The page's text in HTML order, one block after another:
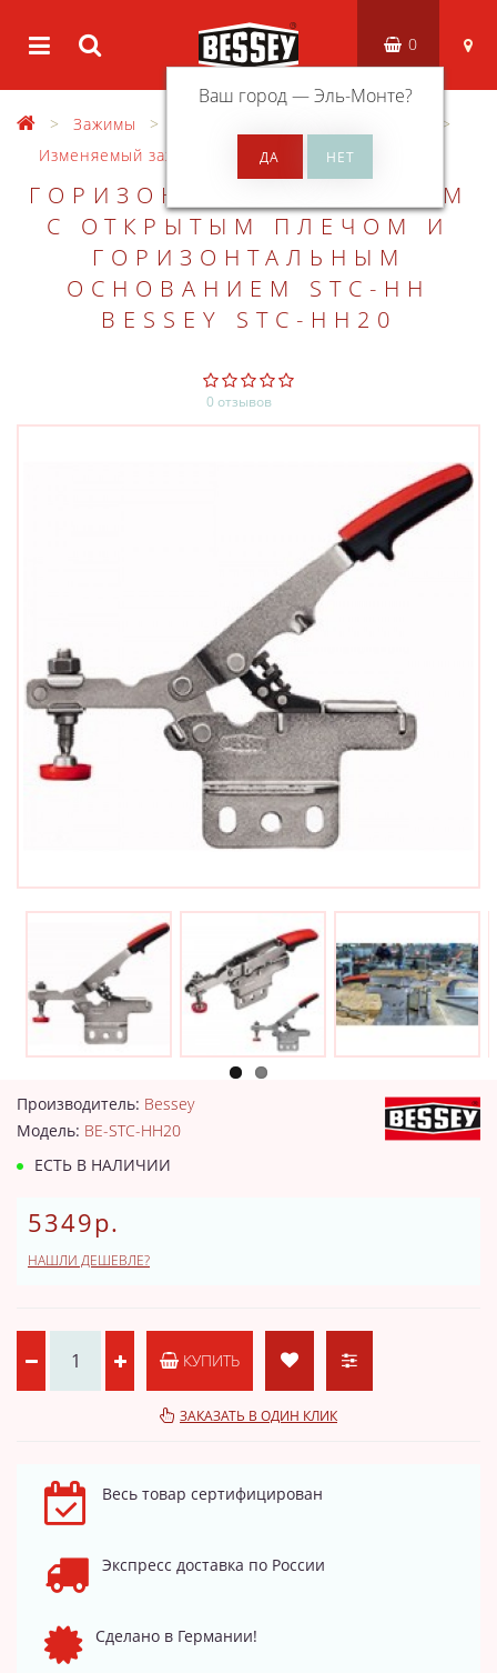
Ваш город —Эль-Монте?
0
Зажимы
Изменяемый зажим с коленчатым рычагом
ГОРИЗОНТАЛЬНЫЙ ЗАЖИМ
С ОТКРЫТЫМ ПЛЕЧОМ И
ГОРИЗОНТАЛЬНЫМ
ОСНОВАНИЕМ STC-HH
BESSEY STC-HH20
0 отзывов
Производитель: Bessey
Модель: BE-STC-HH20
ЕСТЬ В НАЛИЧИИ
5349р.
НАШЛИ ДЕШЕВЛЕ?
КУПИТЬ
ЗАКАЗАТЬ В ОДИН КЛИК
Весь товар сертифицирован
Экспресс доставка по России
Сделано в Германии!